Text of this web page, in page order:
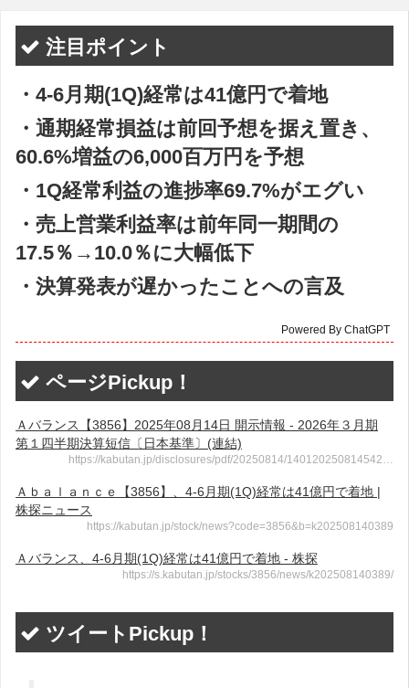
注目ポイント
・4-6月期(1Q)経常は41億円で着地
・通期経常損益は前回予想を据え置き、
60.6%増益の6,000百万円を予想
・1Q経常利益の進捗率69.7%がエグい
・売上営業利益率は前年同一期間の
17.5％→10.0％に大幅低下
・決算発表が遅かったことへの言及
Powered By ChatGPT
ページPickup！
Ａバランス【3856】2025年08月14日 開示情報 - 2026年３月期
第１四半期決算短信〔日本基準〕(連結)
https://kabutan.jp/disclosures/pdf/20250814/140120250814542…
Ａｂａｌａｎｃｅ【3856】、4-6月期(1Q)経常は41億円で着地 |
株探ニュース
https://kabutan.jp/stock/news?code=3856&b=k202508140389
Ａバランス、4-6月期(1Q)経常は41億円で着地 - 株探
https://s.kabutan.jp/stocks/3856/news/k202508140389/
ツイートPickup！